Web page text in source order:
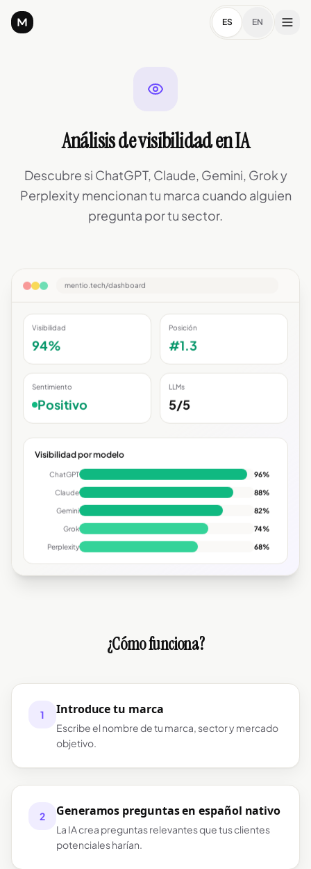
ES EN
Análisis de visibilidad en IA
Descubre si ChatGPT, Claude, Gemini, Grok y
Perplexity mencionan tu marca cuando alguien
pregunta por tu sector.
mentio.tech/dashboard
Visibilidad
94%
Posición
#1.3
Sentimiento
Positivo
LLMs
5/5
Visibilidad por modelo
ChatGPT 96%
Claude 88%
Gemini 82%
Grok 74%
Perplexity 68%
¿Cómo funciona?
1 Introduce tu marca
Escribe el nombre de tu marca, sector y mercado
objetivo.
2 Generamos preguntas en español nativo
La IA crea preguntas relevantes que tus clientes
potenciales harían.